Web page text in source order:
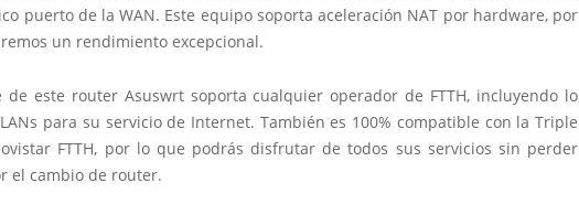
puerto de la WAN. Este equipo soporta aceleración NAT por hardware, por
un rendimiento excepcional.
de este router Asuswrt soporta cualquier operador de FTTH, incluyendo lo
para su servicio de Internet. También es 100% compatible con la Triple
FTTH, por lo que podrás disfrutar de todos sus servicios sin perder
el cambio de router.